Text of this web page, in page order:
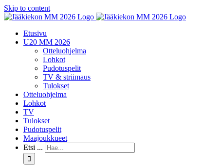
Skip to content
Etusivu
U20 MM 2026
Otteluohjelma
Lohkot
Pudotuspelit
TV & striimaus
Tulokset
Otteluohjelma
Lohkot
TV
Tulokset
Pudotuspelit
Maajoukkueet
Etsi ...